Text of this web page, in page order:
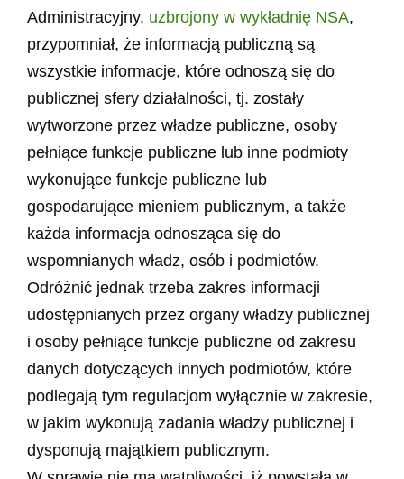
Administracyjny, uzbrojony w wykładnię NSA,
przypomniał, że informacją publiczną są
wszystkie informacje, które odnoszą się do
publicznej sfery działalności, tj. zostały
wytworzone przez władze publiczne, osoby
pełniące funkcje publiczne lub inne podmioty
wykonujące funkcje publiczne lub
gospodarujące mieniem publicznym, a także
każda informacja odnosząca się do
wspomnianych władz, osób i podmiotów.
Odróżnić jednak trzeba zakres informacji
udostępnianych przez organy władzy publicznej
i osoby pełniące funkcje publiczne od zakresu
danych dotyczących innych podmiotów, które
podlegają tym regulacjom wyłącznie w zakresie,
w jakim wykonują zadania władzy publicznej i
dysponują majątkiem publicznym.